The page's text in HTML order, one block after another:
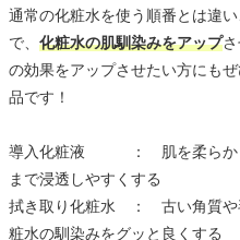
通常の化粧水を使う順番とは違
で、 化粧水の肌馴染みをアップ
の効果をアップさせたい方にも
品です！
導入化粧液 ： 肌を柔らかく
まで浸透しやすくする
拭き取り化粧水 ： 古い角質や
粧水の馴染みをグッと良くする